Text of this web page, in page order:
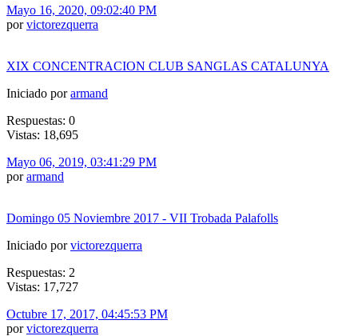
Mayo 16, 2020, 09:02:40 PM
porvictorezquerra
XIX CONCENTRACION CLUB SANGLAS CATALUNYA
Iniciado porarmand
Respuestas: 0
Vistas: 18,695
Mayo 06, 2019, 03:41:29 PM
porarmand
Domingo 05 Noviembre 2017 - VII Trobada Palafolls
Iniciado porvictorezquerra
Respuestas: 2
Vistas: 17,727
Octubre 17, 2017, 04:45:53 PM
porvictorezquerra